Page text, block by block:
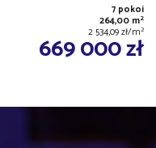
7 pokoi
264,00 m2
2 534,09 zł/m2
669 000 zł